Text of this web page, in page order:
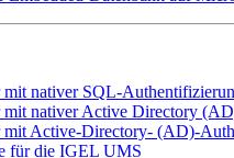
nativer SQL-
mit nativer Active Directory
Active-Directory- (AD)-
für die IGEL UMS